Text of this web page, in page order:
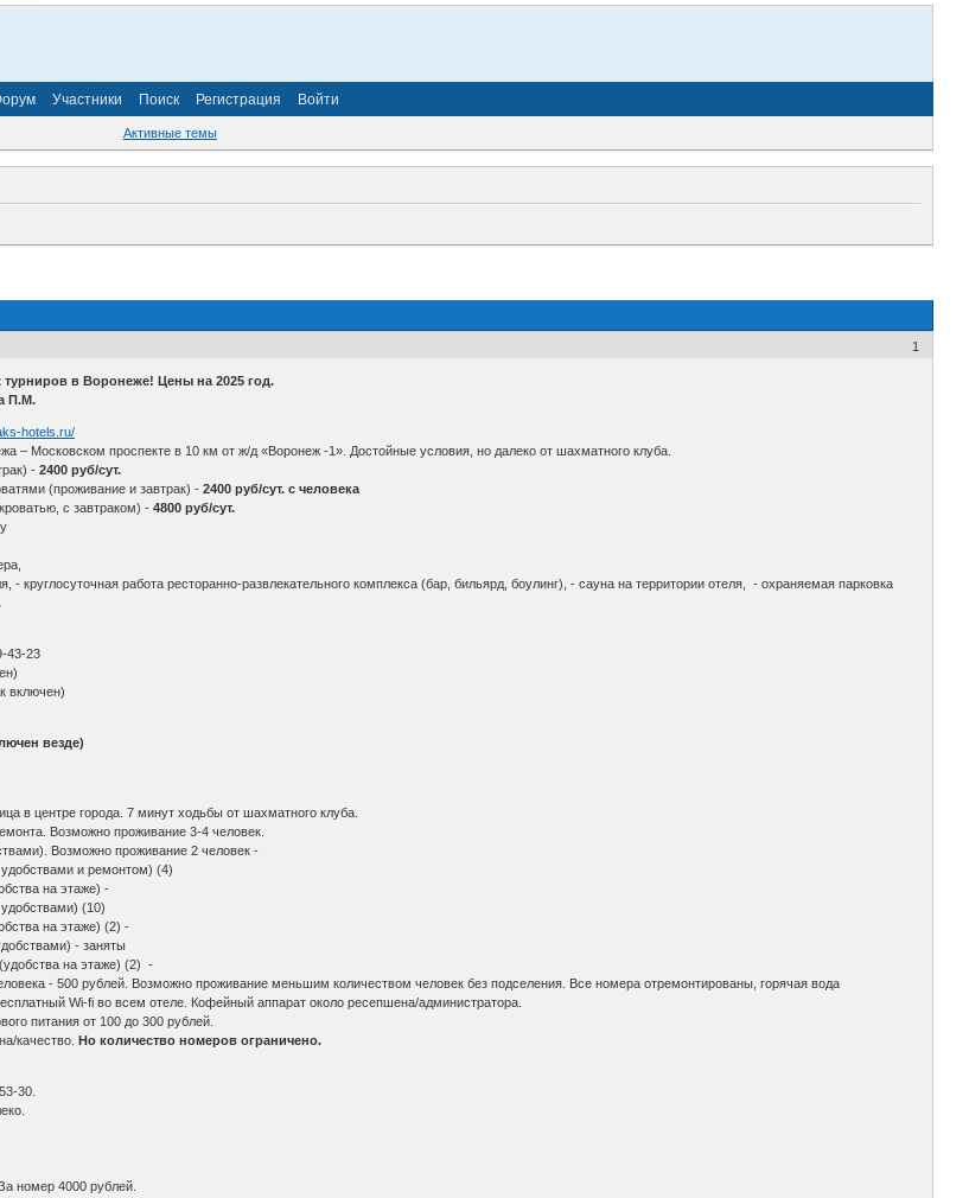
Участники Поиск Регистрация Войти
Активные темы
1
в Воронеже! Цены на 2025 год.
П.М.
hotels.ru/
– Московском проспекте в 10 км от ж/д «Воронеж -1». Достойные условия, но далеко от шахматного клуба.
-2400 руб/сут.
(проживание и завтрак) -2400 руб/сут. с человека
с завтраком) -4800 руб/сут.
- круглосуточная работа ресторанно-развлекательного комплекса (бар, бильярд, боулинг), - сауна на территории отеля, - охраняемая парковка
43-23
включен)
везде)
в центре города. 7 минут ходьбы от шахматного клуба.
Возможно проживание 3-4 человек.
Возможно проживание 2 человек -
и ремонтом) (4)
на этаже) -
(10)
на этаже) (2) -
- заняты
на этаже) (2) -
- 500 рублей. Возможно проживание меньшим количеством человек без подселения. Все номера отремонтированы, горячая вода
Wi-fi во всем отеле. Кофейный аппарат около ресепшена/администратора.
питания от 100 до 300 рублей.
качество.
Но количество номеров ограничено.
30.
номер 4000 рублей.